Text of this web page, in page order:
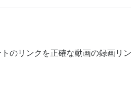
のリンクを正確な動画の録画リ